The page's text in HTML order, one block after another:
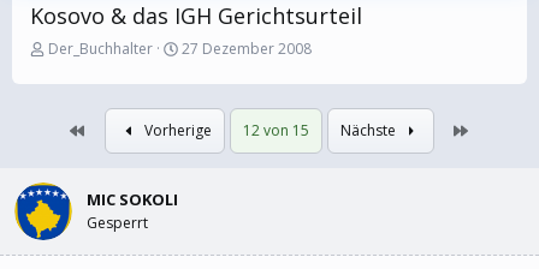
Kosovo & das IGH Gerichtsurteil
E
s
e
Der_Buchhalter
E
s
t
e
l
27 Dezember 2008
Vorherige 12 von 15 Nächste
MIC SOKOLI
Gesperrt